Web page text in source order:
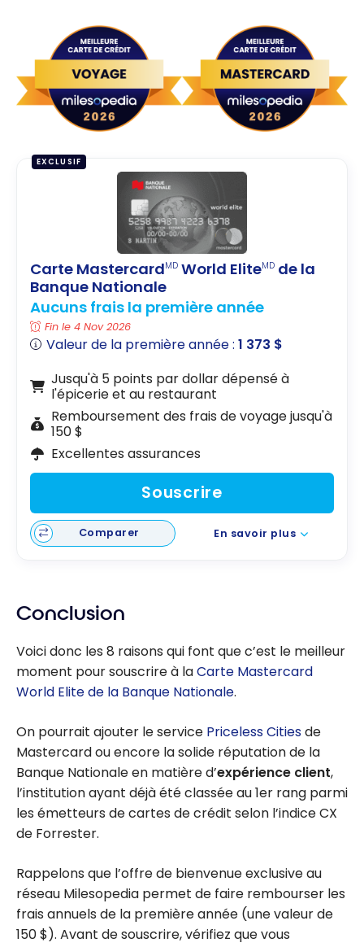
EXCLUSIF
Carte MastercardMD World EliteMD de la
Banque Nationale
Aucuns frais la première année
Fin le 4 Nov 2026
Valeur de la première année :1 373 $
Jusqu'à 5 points par dollar dépensé à
l'épicerie et au restaurant
Remboursement des frais de voyage jusqu'à
150 $
Excellentes assurances
Souscrire
Comparer En savoir plus
Conclusion
Voici donc les 8 raisons qui font que c’est le meilleur
moment pour souscrire à laCarte Mastercard
World Elite de la Banque Nationale.
On pourrait ajouter le service Priceless Citiesde
Mastercard ou encore la solide réputation de la
Banque Nationale en matière d’expérience client,
l’institution ayant déjà été classée au 1er rang parmi
les émetteurs de cartes de crédit selon l’indice CX
de Forrester.
Rappelons que l’offre de bienvenue exclusive au
réseau Milesopedia permet de faire rembourser les
frais annuels de la première année (une valeur de
150 $). Avant de souscrire, vérifiez que vous